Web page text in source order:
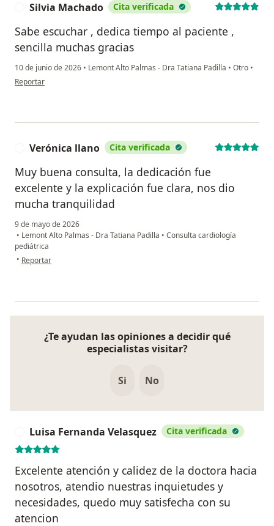
Silvia Machado Cita verificada
Sabe escuchar , dedica tiempo al paciente ,
sencilla muchas gracias
10 de junio de 2026 • Lemont Alto Palmas - Dra Tatiana Padilla • Otro •
en opinión del usuario Silvia Machado
Reportar
Verónica llano Cita verificada
Muy buena consulta, la dedicación fue
excelente y la explicación fue clara, nos dio
mucha tranquilidad
9 de mayo de 2026
• Lemont Alto Palmas - Dra Tatiana Padilla • Consulta cardiología
pediátrica
• en opinión del usuario Verónica llano
Reportar
¿Te ayudan las opiniones a decidir qué
especialistas visitar?
Si No
Luisa Fernanda Velasquez Cita verificada
Excelente atención y calidez de la doctora hacia
nosotros, atendio nuestras inquietudes y
necesidades, quedo muy satisfecha con su
atencion